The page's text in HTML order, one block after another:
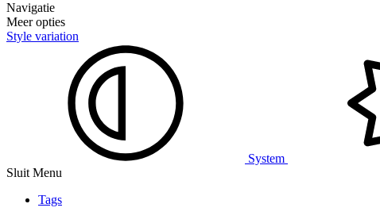
Navigatie
Meer opties
Style variation
System
Sluit Menu
Tags